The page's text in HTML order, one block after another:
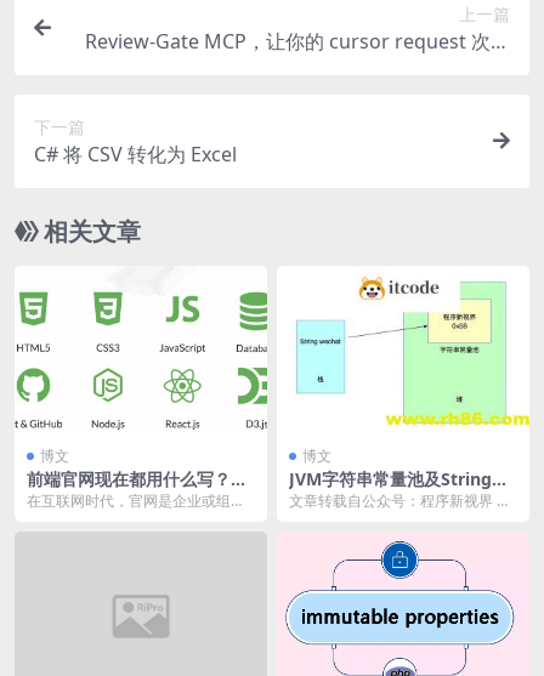
上一篇
Review-Gate MCP，让你的 cursor request 次数
下一篇
C# 将 CSV 转化为 Excel
相关文章
博文
前端官网现在都用什么写？前
端技术揭秘
在互联网时代，官网是企业或组织
博文
JVM字符串常量池及String的i
ntern方法详解？
文章转载自公众号：程序新视界 本